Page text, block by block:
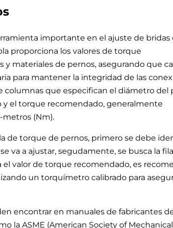
importante en el ajuste de bridas
proporciona los valores de torque
materiales de pernos, asegurando que
para mantener la integridad de las
columnas que especifican el diámetro del
y el torque recomendado, generalmente
metros (Nm).
de torque de pernos, primero se debe
va a ajustar, segudamente, se busca la fila
valor de torque recomendado, es
un torquímetro calibrado para
encontrar en manuales de fabricantes
la ASME (American Society of Mechanical